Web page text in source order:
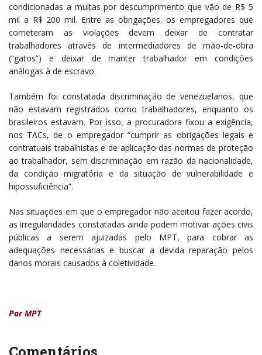
condicionadas a multas por descumprimento que vão de R$ 5
mil a R$ 200 mil. Entre as obrigações, os empregadores que
cometeram as violações devem deixar de contratar
trabalhadores através de intermediadores de mão-de-obra
(“gatos”) e deixar de manter trabalhador em condições
análogas à de escravo.
Também foi constatada discriminação de venezuelanos, que
não estavam registrados como trabalhadores, enquanto os
brasileiros estavam. Por isso, a procuradora fixou a exigência,
nos TACs, de o empregador “cumprir as obrigações legais e
contratuais trabalhistas e de aplicação das normas de proteção
ao trabalhador, sem discriminação em razão da nacionalidade,
da condição migratória e da situação de vulnerabilidade e
hipossuficiência”.
Nas situações em que o empregador não aceitou fazer acordo,
as irregularidades constatadas ainda podem motivar ações civis
públicas a serem ajuizadas pelo MPT, para cobrar as
adequações necessárias e buscar a devida reparação pelos
danos morais causados à coletividade.
Por MPT